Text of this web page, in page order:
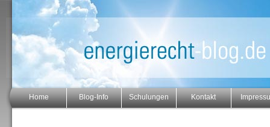
Home Blog-Info Schulungen Kontakt